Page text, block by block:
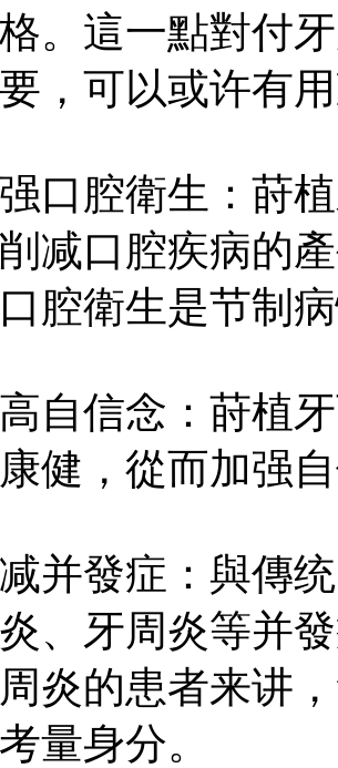
。這一點對付
，可以或许有
口腔衛生：莳
减口腔疾病的
腔衛生是节制
自信念：莳植
健，從而加强
并發症：與傳
、牙周炎等并
炎的患者来讲
量身分。